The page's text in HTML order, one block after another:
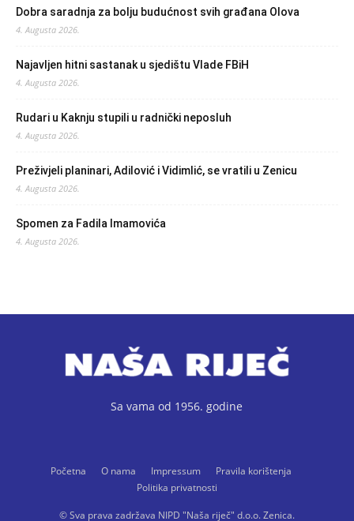
Dobra saradnja za bolju budućnost svih građana Olova
4. Augusta 2026.
Najavljen hitni sastanak u sjedištu Vlade FBiH
4. Augusta 2026.
Rudari u Kaknju stupili u radnički neposluh
4. Augusta 2026.
Preživjeli planinari, Adilović i Vidimlić, se vratili u Zenicu
4. Augusta 2026.
Spomen za Fadila Imamovića
4. Augusta 2026.
Sa vama od 1956. godine
Početna O nama Impressum
Pravila korištenja
Politika privatnosti
© Sva prava zadržava NIPD "Naša riječ" d.o.o. Zenica.